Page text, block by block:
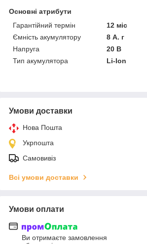
Основні атрибути
Гарантійний термін
12 міс
Ємність акумулятору
8 А. г
Напруга
20 В
Тип акумулятора
Li-Ion
Умови доставки
Нова Пошта
Укрпошта
Самовивіз
Всі умови доставки
Умови оплати
Ви отримаєте замовлення